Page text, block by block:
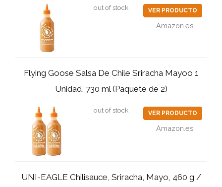
out of stock VER PRODUCTO
Amazon.es
Flying Goose Salsa De Chile Sriracha Mayoo 1
Unidad, 730 ml (Paquete de 2)
out of stock VER PRODUCTO
Amazon.es
UNI-EAGLE Chilisauce, Sriracha, Mayo, 460 g /